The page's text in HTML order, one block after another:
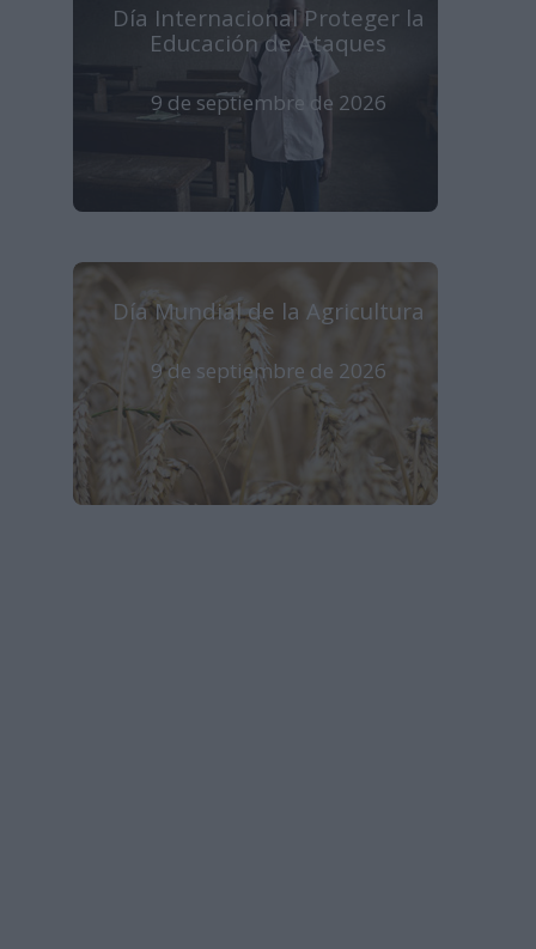
Día Internacional Proteger la
Educación de Ataques
9 de septiembre de 2026
Día Mundial de la Agricultura
9 de septiembre de 2026